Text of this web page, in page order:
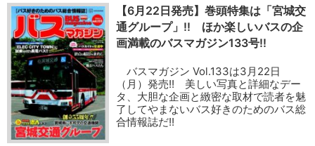
【6月22日発売】巻頭特集は「宮城交
通グループ」!! ほか楽しいバスの企
画満載のバスマガジン133号!!
バスマガジン Vol.133は3月22日
（月）発売!! 美しい写真と詳細なデー
タ、大胆な企画と緻密な取材で読者を魅
了してやまないバス好きのためのバス総
合情報誌だ!!